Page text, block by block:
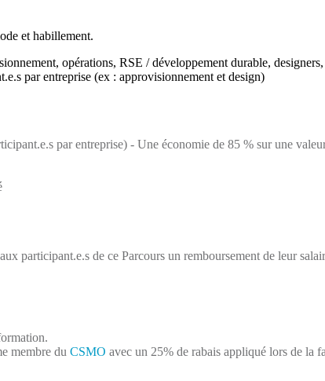
et habillement.
opérations, RSE / développement durable,
par entreprise (ex : approvisionnement et design)
par entreprise) - Une économie de 85 % sur une
participant.e.s de ce Parcours un remboursement de leur
membre du CSMO avec un 25% de rabais appliqué lors de la